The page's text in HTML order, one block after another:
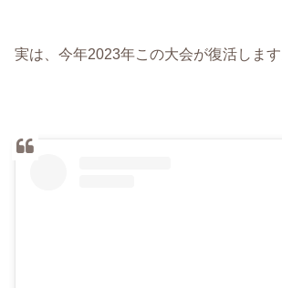
実は、今年2023年この大会が復活します